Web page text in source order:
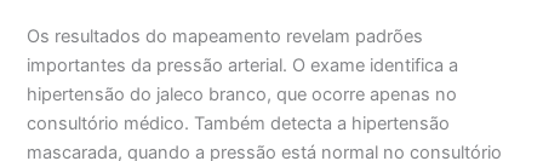
Os resultados do mapeamento revelam padrões
importantes da pressão arterial. O exame identifica a
hipertensão do jaleco branco, que ocorre apenas no
consultório médico. Também detecta a hipertensão
mascarada, quando a pressão está normal no consultório